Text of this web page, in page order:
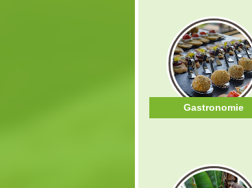
Gastronomie